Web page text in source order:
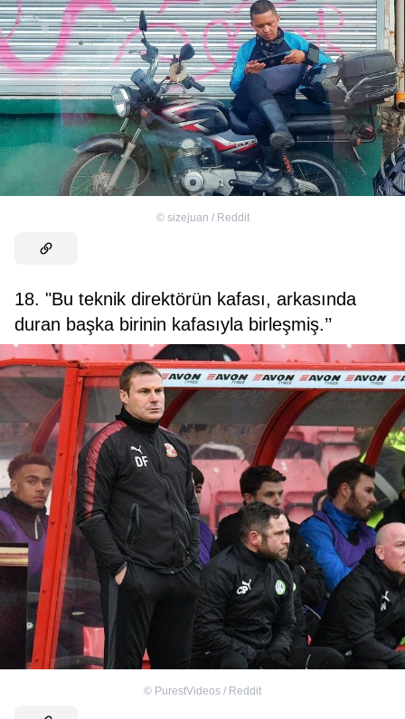
© sizejuan / Reddit
18. "Bu teknik direktörün kafası, arkasında
duran başka birinin kafasıyla birleşmiş.’’
© PurestVideos / Reddit